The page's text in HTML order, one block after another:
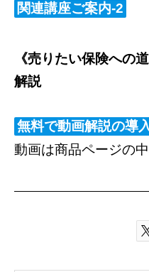
関連講座ご案内-2
《売りたい保険への
解説
無料で動画解説の導
動画は商品ページの